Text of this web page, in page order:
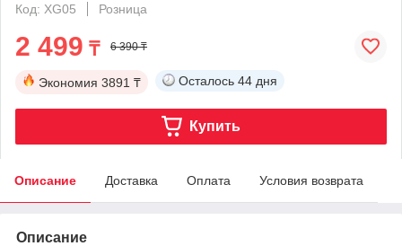
Код: XG05
Розница
2 499 ₸ 6 390 ₸
Экономия 3891 ₸ Осталось 44 дня
Купить
Описание Доставка Оплата Условия возврата
Описание